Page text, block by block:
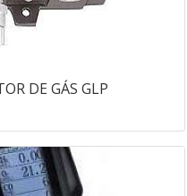
DE GÁS GLP